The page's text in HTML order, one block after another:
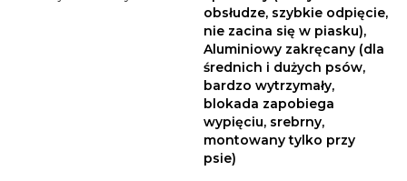
obsłudze, szybkie odpięcie,
nie zacina się w piasku),
Aluminiowy zakręcany (dla
średnich i dużych psów,
bardzo wytrzymały,
blokada zapobiega
wypięciu, srebrny,
montowany tylko przy
psie)